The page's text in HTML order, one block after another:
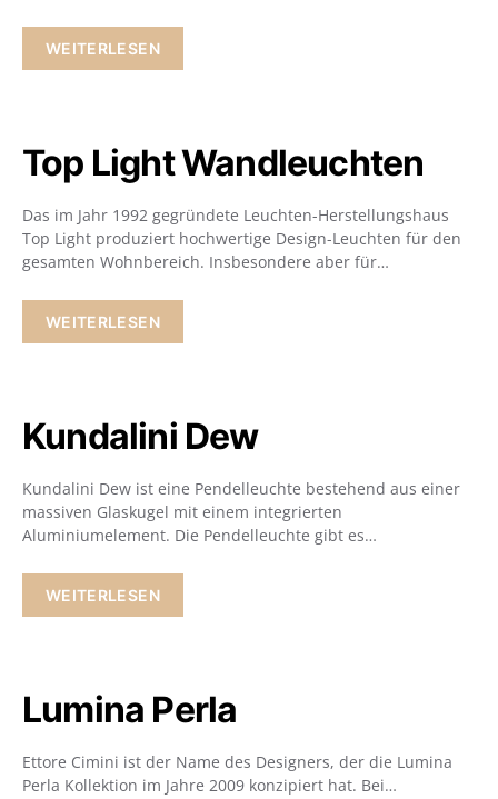
WEITERLESEN
Top Light Wandleuchten
Das im Jahr 1992 gegründete Leuchten-Herstellungshaus
Top Light produziert hochwertige Design-Leuchten für den
gesamten Wohnbereich. Insbesondere aber für…
WEITERLESEN
Kundalini Dew
Kundalini Dew ist eine Pendelleuchte bestehend aus einer
massiven Glaskugel mit einem integrierten
Aluminiumelement. Die Pendelleuchte gibt es…
WEITERLESEN
Lumina Perla
Ettore Cimini ist der Name des Designers, der die Lumina
Perla Kollektion im Jahre 2009 konzipiert hat. Bei…